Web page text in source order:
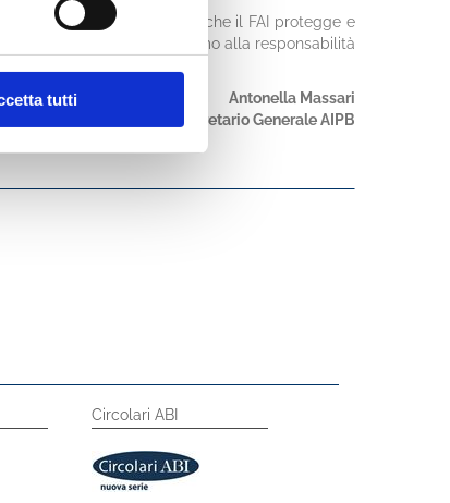
tutti
paesaggistico e culturale che il FAI protegge e
Paese, ma anche un richiamo alla responsabilità
Antonella Massari
Segretario Generale AIPB
Circolari ABI